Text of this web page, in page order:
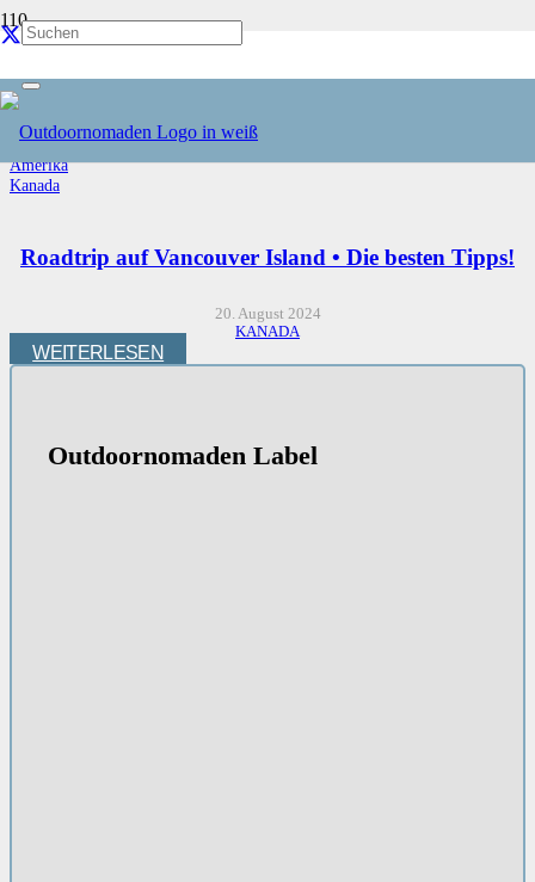
Start
Reiseziele
Amerika
Kanada
Roadtrip auf Vancouver Island • Die besten Tipps!
20. August 2024
KANADA
WEITERLESEN
Outdoornomaden Label